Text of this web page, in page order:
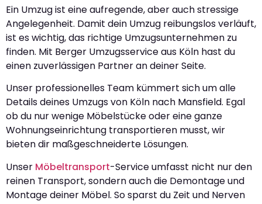
Ein Umzug ist eine aufregende, aber auch stressige
Angelegenheit. Damit dein Umzug reibungslos verläuft,
ist es wichtig, das richtige Umzugsunternehmen zu
finden. Mit Berger Umzugsservice aus Köln hast du
einen zuverlässigen Partner an deiner Seite.
Unser professionelles Team kümmert sich um alle
Details deines Umzugs von Köln nach Mansfield. Egal
ob du nur wenige Möbelstücke oder eine ganze
Wohnungseinrichtung transportieren musst, wir
bieten dir maßgeschneiderte Lösungen.
Unser Möbeltransport-Service umfasst nicht nur den
reinen Transport, sondern auch die Demontage und
Montage deiner Möbel. So sparst du Zeit und Nerven